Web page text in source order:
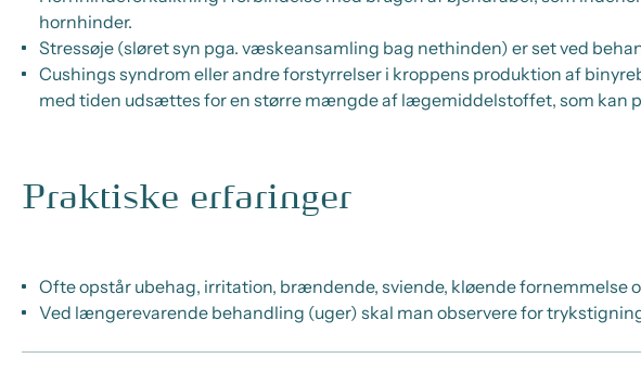
hornhinder.
Stressøje (sløret syn pga. væskeansamling bag nethinden) er set ved
Cushings syndrom eller andre forstyrrelser i kroppens produktion af
med tiden udsættes for en større mængde af lægemiddelstoffet, som kan
Praktiske erfaringer
Ofte opstår ubehag, irritation, brændende, sviende, kløende
Ved længerevarende behandling (uger) skal man observere for